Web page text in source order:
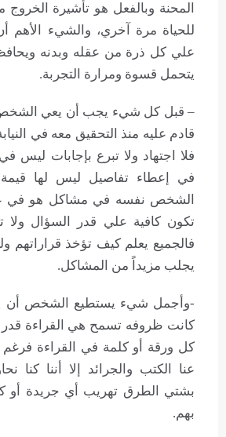
المحنة وبالفعل هو تأشيرة الخروج
للحياة مرة آخري، والشيء الأهم
علي كل ذرة من عقله وبدنه
يتحمل قسوة ومرارة التجربة.
– قبل كل شيء يجب أن يعي الشخص
قادم عليه منذ التحقيق معه في
فلا اجتهاد ولا تبرع بإجابات ليس
في إعطاء تفاصيل ليس لها
الشخص نفسه في مشاكل هو في
تكون كافية علي قدر السؤال ولا
فالجميع يعلم كيف تؤخذ قراراتهم
يجلب مزيداً من المشاكل.
-وأجمل شيء يستطيع الشخص أن
كانت ظروفه تسمح هي القراءة قدر
كل ورقة أو كلمة في القراءة فرغم
عنا الكتب والجرائد إلا أننا كنا
بشتي الطرق تهريب أي جريدة أو
بهم.